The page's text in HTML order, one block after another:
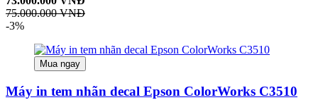
75.000.000 VNĐ
-3%
Mua ngay
Máy in tem nhãn decal Epson ColorWorks C3510